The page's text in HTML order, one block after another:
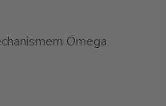
Omega.